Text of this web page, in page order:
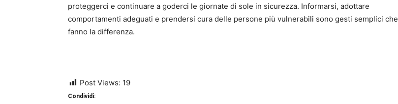
proteggerci e continuare a goderci le giornate di sole in sicurezza. Informarsi, adottare
comportamenti adeguati e prendersi cura delle persone più vulnerabili sono gesti semplici che
fanno la differenza.
Post Views: 19
Condividi: